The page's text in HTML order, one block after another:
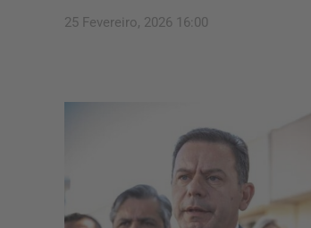
25 Fevereiro, 2026 16:00